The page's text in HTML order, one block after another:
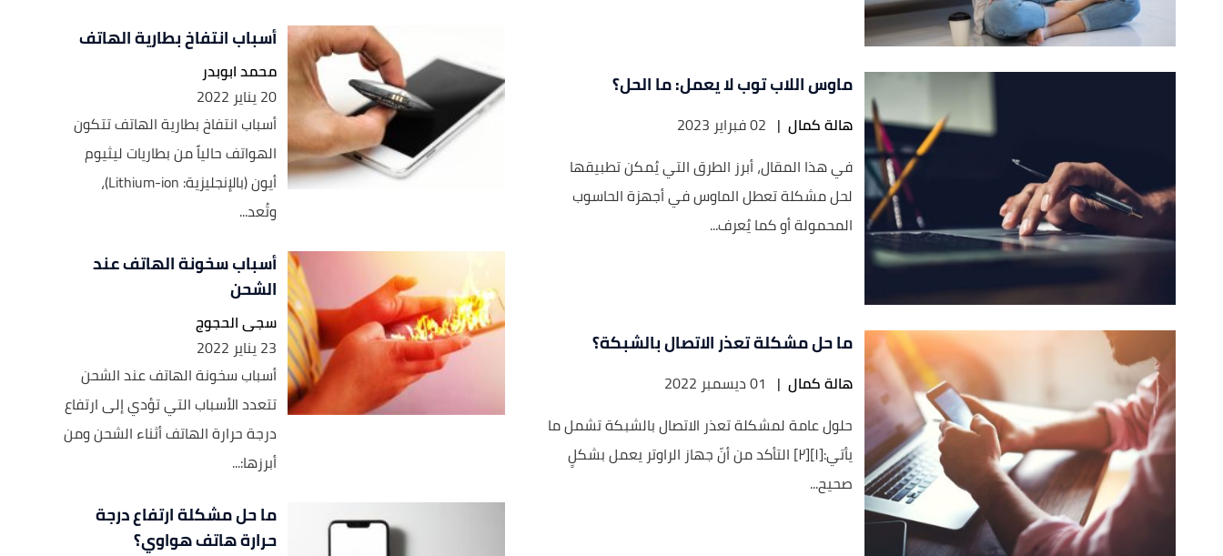
ماوس اللاب توب لا يعمل: ما الحل؟
هالة كمال | 02 فبراير 2023
في هذا المقال، أبرز الطرق التي يُمكن تطبيقها
لحل مشكلة تعطل الماوس في أجهزة الحاسوب
المحمولة أو كما يُعرف...
ما حل مشكلة تعذر الاتصال بالشبكة؟
هالة كمال | 01 ديسمبر 2022
حلول عامة لمشكلة تعذر الاتصال بالشبكة تشمل ما
يأتي:[١][٢] التأكد من أنّ جهاز الراوتر يعمل بشكلٍ
صحيح...
أسباب انتفاخ بطارية الهاتف
محمد ابوبدر
20 يناير 2022
أسباب انتفاخ بطارية الهاتف تتكون
الهواتف حالياً من بطاريات ليثيوم
أيون (بالإنجليزية: Lithium-ion)،
وتُعد...
أسباب سخونة الهاتف عند
الشحن
سجى الحجوج
23 يناير 2022
أسباب سخونة الهاتف عند الشحن
تتعدد الأسباب التي تؤدي إلى ارتفاع
درجة حرارة الهاتف أثناء الشحن ومن
أبرزها:...
ما حل مشكلة ارتفاع درجة
حرارة هاتف هواوي؟